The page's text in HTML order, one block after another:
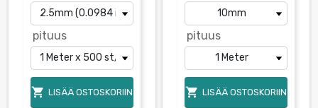
pituus
 LISÄÄ OSTOSKORIIN
pituus
 LISÄÄ OSTOSKORIIN